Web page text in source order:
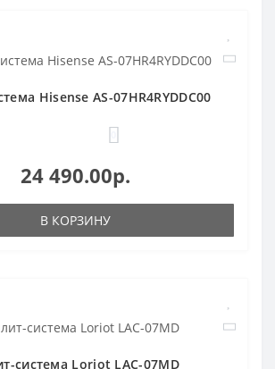
Hisense AS-07HR4RYDDC00
24 490.00р.
В КОРЗИНУ
система Loriot LAC-07MD